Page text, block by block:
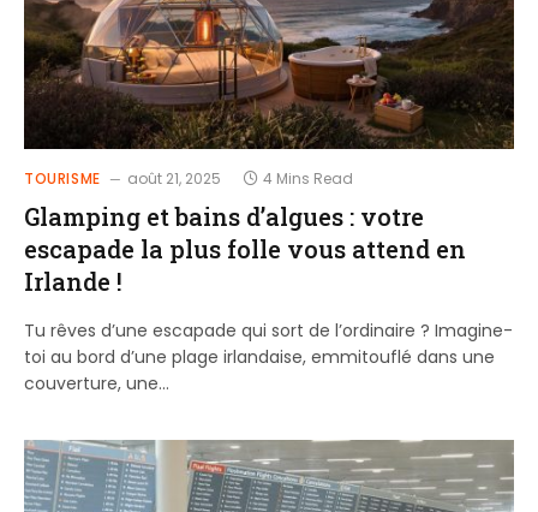
TOURISME août 21, 2025 4 Mins Read
Glamping et bains d’algues : votre
escapade la plus folle vous attend en
Irlande !
Tu rêves d’une escapade qui sort de l’ordinaire ? Imagine-
toi au bord d’une plage irlandaise, emmitouflé dans une
couverture, une…